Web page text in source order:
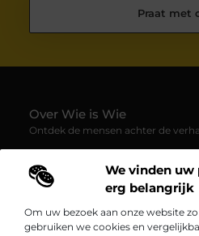
We vinden uw
erg belangrijk
Om uw bezoek aan onze website
gebruiken we cookies en
Praat met
Over Wie is Wie
Ontdek de mensen achter de
over boeiende persoonlijkheden
samenleving. Laat je verrassen